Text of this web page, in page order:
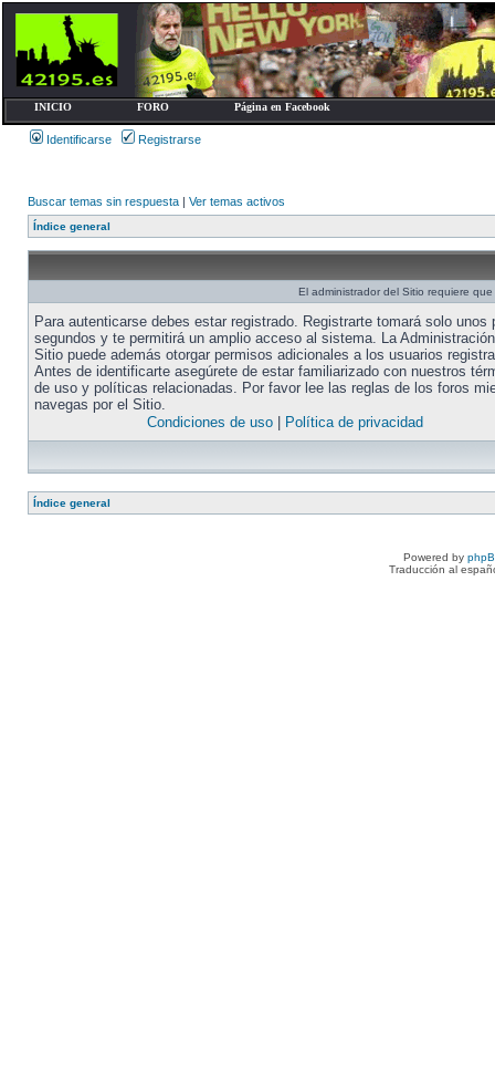
INICIO FORO Página en Facebook
Identificarse Registrarse
Buscar temas sin respuesta | Ver temas activos
Índice general
El administrador del Sitio requiere
Para autenticarse debes estar registrado. Registrarte tomará solo unos
segundos y te permitirá un amplio acceso al sistema. La
Sitio puede además otorgar permisos adicionales a los usuarios
Antes de identificarte asegúrete de estar familiarizado con nuestros
de uso y políticas relacionadas. Por favor lee las reglas de los foros
navegas por el Sitio.
Condiciones de uso| Política de privacidad
Índice general
Powered by
Traducción al